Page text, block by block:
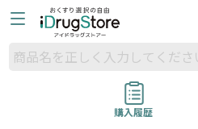
購入履歴